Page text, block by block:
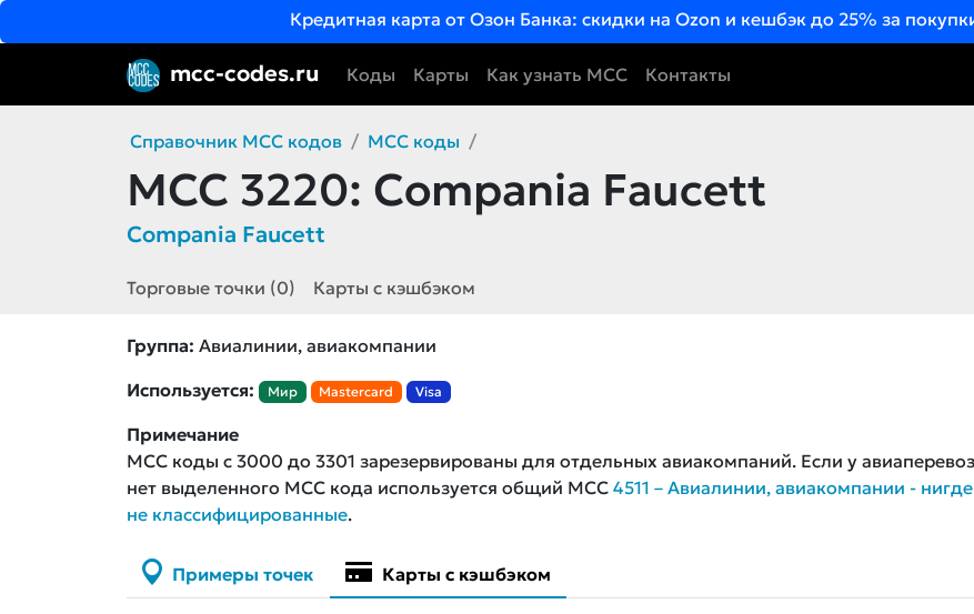
Кредитная карта от Озон Банка: скидки на Ozon и кешбэк до 25% за
mcc-codes.ru Коды Карты Как узнать MCC Контакты
Справочник MCC кодов MCC коды
MCC 3220: Compania Faucett
Compania Faucett
Торговые точки (0) Карты с кэшбэком
Группа: Авиалинии, авиакомпании
Используется:
Мир Mastercard Visa
Примечание
MCC коды с 3000 до 3301 зарезервированы для отдельных авиакомпаний. Если у
нет выделенного MCC кода используется общий MCC 4511 – Авиалинии, авиакомпании -
не классифицированные.
Примеры точек Карты с кэшбэком